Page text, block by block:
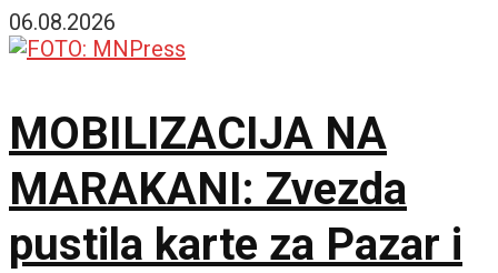
06.08.2026
MOBILIZACIJA NA
MARAKANI: Zvezda
pustila karte za Pazar i